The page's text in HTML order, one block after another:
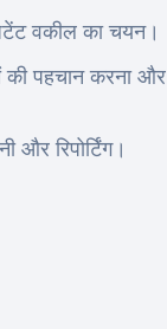
वकील का चयन।
की पहचान करना और
और रिपोर्टिंग।